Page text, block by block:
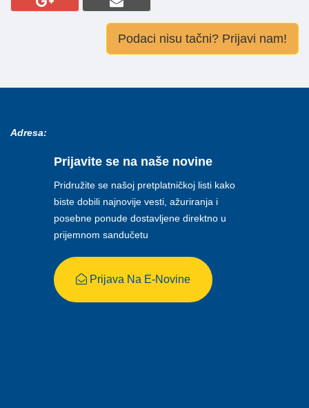
Podaci nisu tačni? Prijavi nam!
Adresa:
Prijavite se na naše novine
Pridružite se našoj pretplatničkoj listi kako
biste dobili najnovije vesti, ažuriranja i
posebne ponude dostavljene direktno u
prijemnom sandučetu
Prijava Na E-Novine